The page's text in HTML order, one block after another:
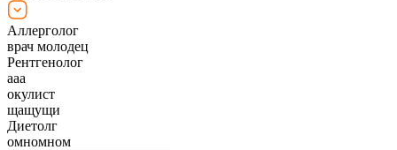
Аллерголог
врач молодец
Рентгенолог
ааа
окулист
щащущи
Диетолг
омномном